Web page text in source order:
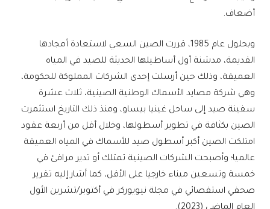
أضعاف.
وبحلول عام 1985، قررت الصين السعي لاستعادة أمجادها
القديمة، مدشنة أول أساطيلها الحديثة للصيد في المياه
العميقة، وذلك حين أرسلت إحدى الشركات المملوكة للحكومة،
وهي شركة مصايد الأسماك الوطنية الصينية، ثلاث عشرة
سفينة صيد إلى ساحل غينيا بيساو، ومنذ ذلك التاريخ استثمرت
الصين بكثافة في تطوير أسطولها، وخلال أقل من أربعة عقود
امتلكت الصين أكبر أسطول صيد للأسماك في المياه العميقة
عالميا؛ وأصبحت الشركات الصينية تمتلك أو تدير مرافئ في
خمسة وتسعين ميناء خارجيا على الأقل، كما أشار إليه تقرير
صحفي استقصائي في مجلة نيويوركر في أكتوبر/تشرين الأول